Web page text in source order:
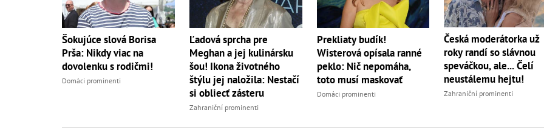
Šokujúce slová Borisa
Prša: Nikdy viac na
dovolenku s rodičmi!
Domáci prominenti
Ľadová sprcha pre
Meghan a jej kulinársku
šou! Ikona životného
štýlu jej naložila: Nestačí
si obliecť zásteru
Zahraniční prominenti
Prekliaty budík!
Wisterová opísala ranné
peklo: Nič nepomáha,
toto musí maskovať
Domáci prominenti
Česká moderátorka už
roky randí so slávnou
speváčkou, ale... Čelí
neustálemu hejtu!
Zahraniční prominenti